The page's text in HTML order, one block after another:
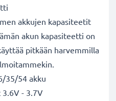
akkujen kapasiteetit
akun kapasiteetti on
pitkään harvemmilla
35/54 akku
- 3.7V